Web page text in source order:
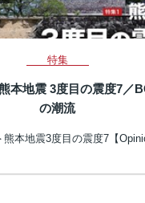
特集
本地震 3度目の震度7／
の潮流
本地震3度目の震度7【